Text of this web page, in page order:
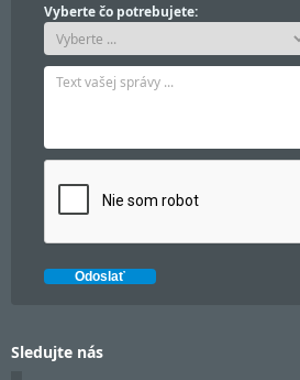
Vyberte čo potrebujete:
Sledujte nás